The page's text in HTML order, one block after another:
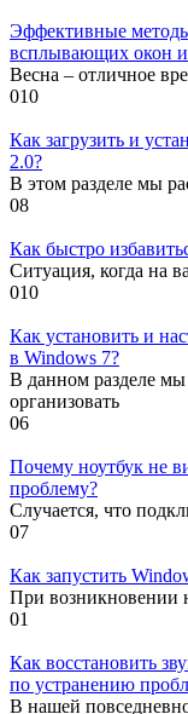
Эффективные
всплывающих окон
Весна – отличное
010
Как загрузить и
2.0?
В этом разделе мы
08
Как быстро
Ситуация, когда на
010
Как установить и
в Windows 7?
В данном разделе
организовать
06
Почему ноутбук не
проблему?
Случается, что
07
Как запустить
При возникновении
01
Как восстановить
по устранению
В нашей